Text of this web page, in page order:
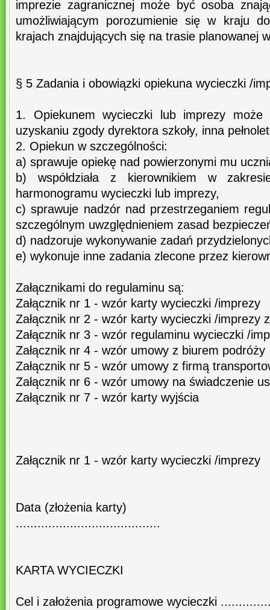
imprezie zagranicznej może być osoba
umożliwiającym porozumienie się w kraju
krajach znajdujących się na trasie planowanej
§ 5 Zadania i obowiązki opiekuna wycieczki /
1. Opiekunem wycieczki lub imprezy
uzyskaniu zgody dyrektora szkoły, inna
2. Opiekun w szczególności:
a) sprawuje opiekę nad powierzonymi mu
b) współdziała z kierownikiem w
harmonogramu wycieczki lub imprezy,
c) sprawuje nadzór nad przestrzeganiem
szczególnym uwzględnieniem zasad
d) nadzoruje wykonywanie zadań
e) wykonuje inne zadania zlecone przez
Załącznikami do regulaminu są:
Załącznik nr 1 - wzór karty wycieczki /imprezy
Załącznik nr 2 - wzór karty wycieczki /imprezy
Załącznik nr 3 - wzór regulaminu wycieczki /
Załącznik nr 4 - wzór umowy z biurem podróży
Załącznik nr 5 - wzór umowy z firmą
Załącznik nr 6 - wzór umowy na świadczenie
Załącznik nr 7 - wzór karty wyjścia
Załącznik nr 1 - wzór karty wycieczki /imprezy
Data (złożenia karty)
........................................
KARTA WYCIECZKI
Cel i założenia programowe wycieczki